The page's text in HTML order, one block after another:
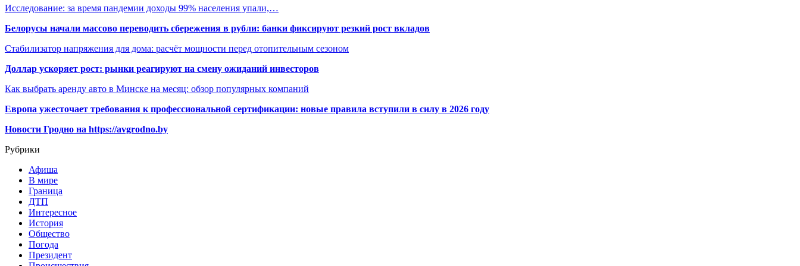
Исследование: за время пандемии доходы 99% населения упали,…
Белорусы начали массово переводить сбережения в рубли: банки фиксируют резкий рост вкладов
Стабилизатор напряжения для дома: расчёт мощности перед отопительным сезоном
Доллар ускоряет рост: рынки реагируют на смену ожиданий инвесторов
Как выбрать аренду авто в Минске на месяц: обзор популярных компаний
Европа ужесточает требования к профессиональной сертификации: новые правила вступили в силу в 2026 году
Новости Гродно на https://avgrodno.by
Рубрики
Афиша
В мире
Граница
ДТП
Интересное
История
Общество
Погода
Президент